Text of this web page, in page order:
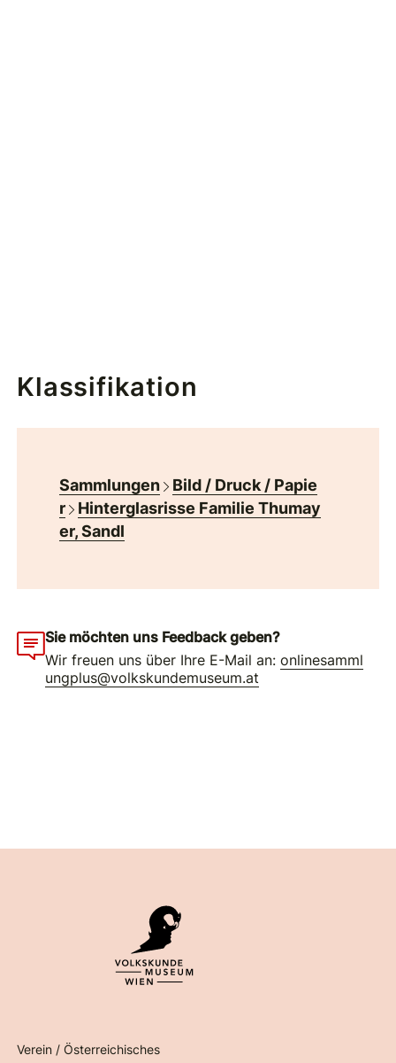
Klassifikation
Sammlungen
Bild / Druck / Papie
r
Hinterglasrisse Familie Thumay
er, Sandl
Sie möchten uns Feedback geben?
Wir freuen uns über Ihre E-Mail an:onlinesamml
ungplus@volkskundemuseum.at
Verein / Österreichisches